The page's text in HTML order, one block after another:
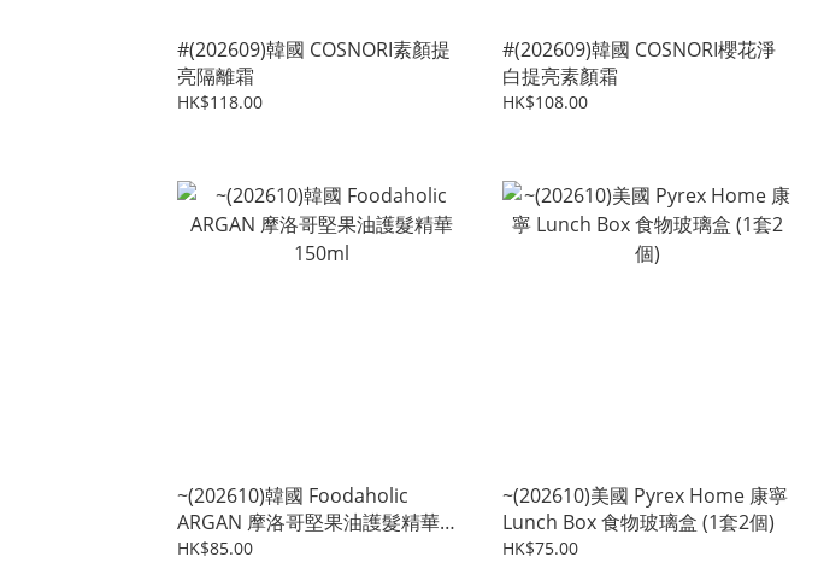
#(202609)韓國 COSNORI素顏提
亮隔離霜
HK$118.00
#(202609)韓國 COSNORI櫻花淨
白提亮素顏霜
HK$108.00
~(202610)韓國 Foodaholic
ARGAN 摩洛哥堅果油護髮精華
150ml
HK$85.00
~(202610)美國 Pyrex Home 康寧
Lunch Box 食物玻璃盒 (1套2個)
HK$75.00